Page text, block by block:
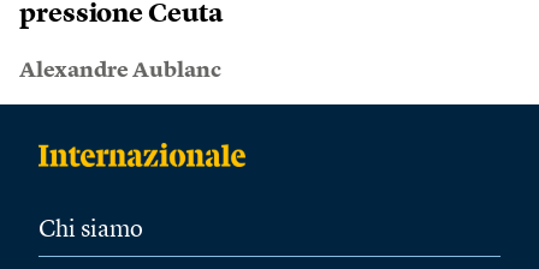
pressione Ceuta
Alexandre Aublanc
Chi siamo